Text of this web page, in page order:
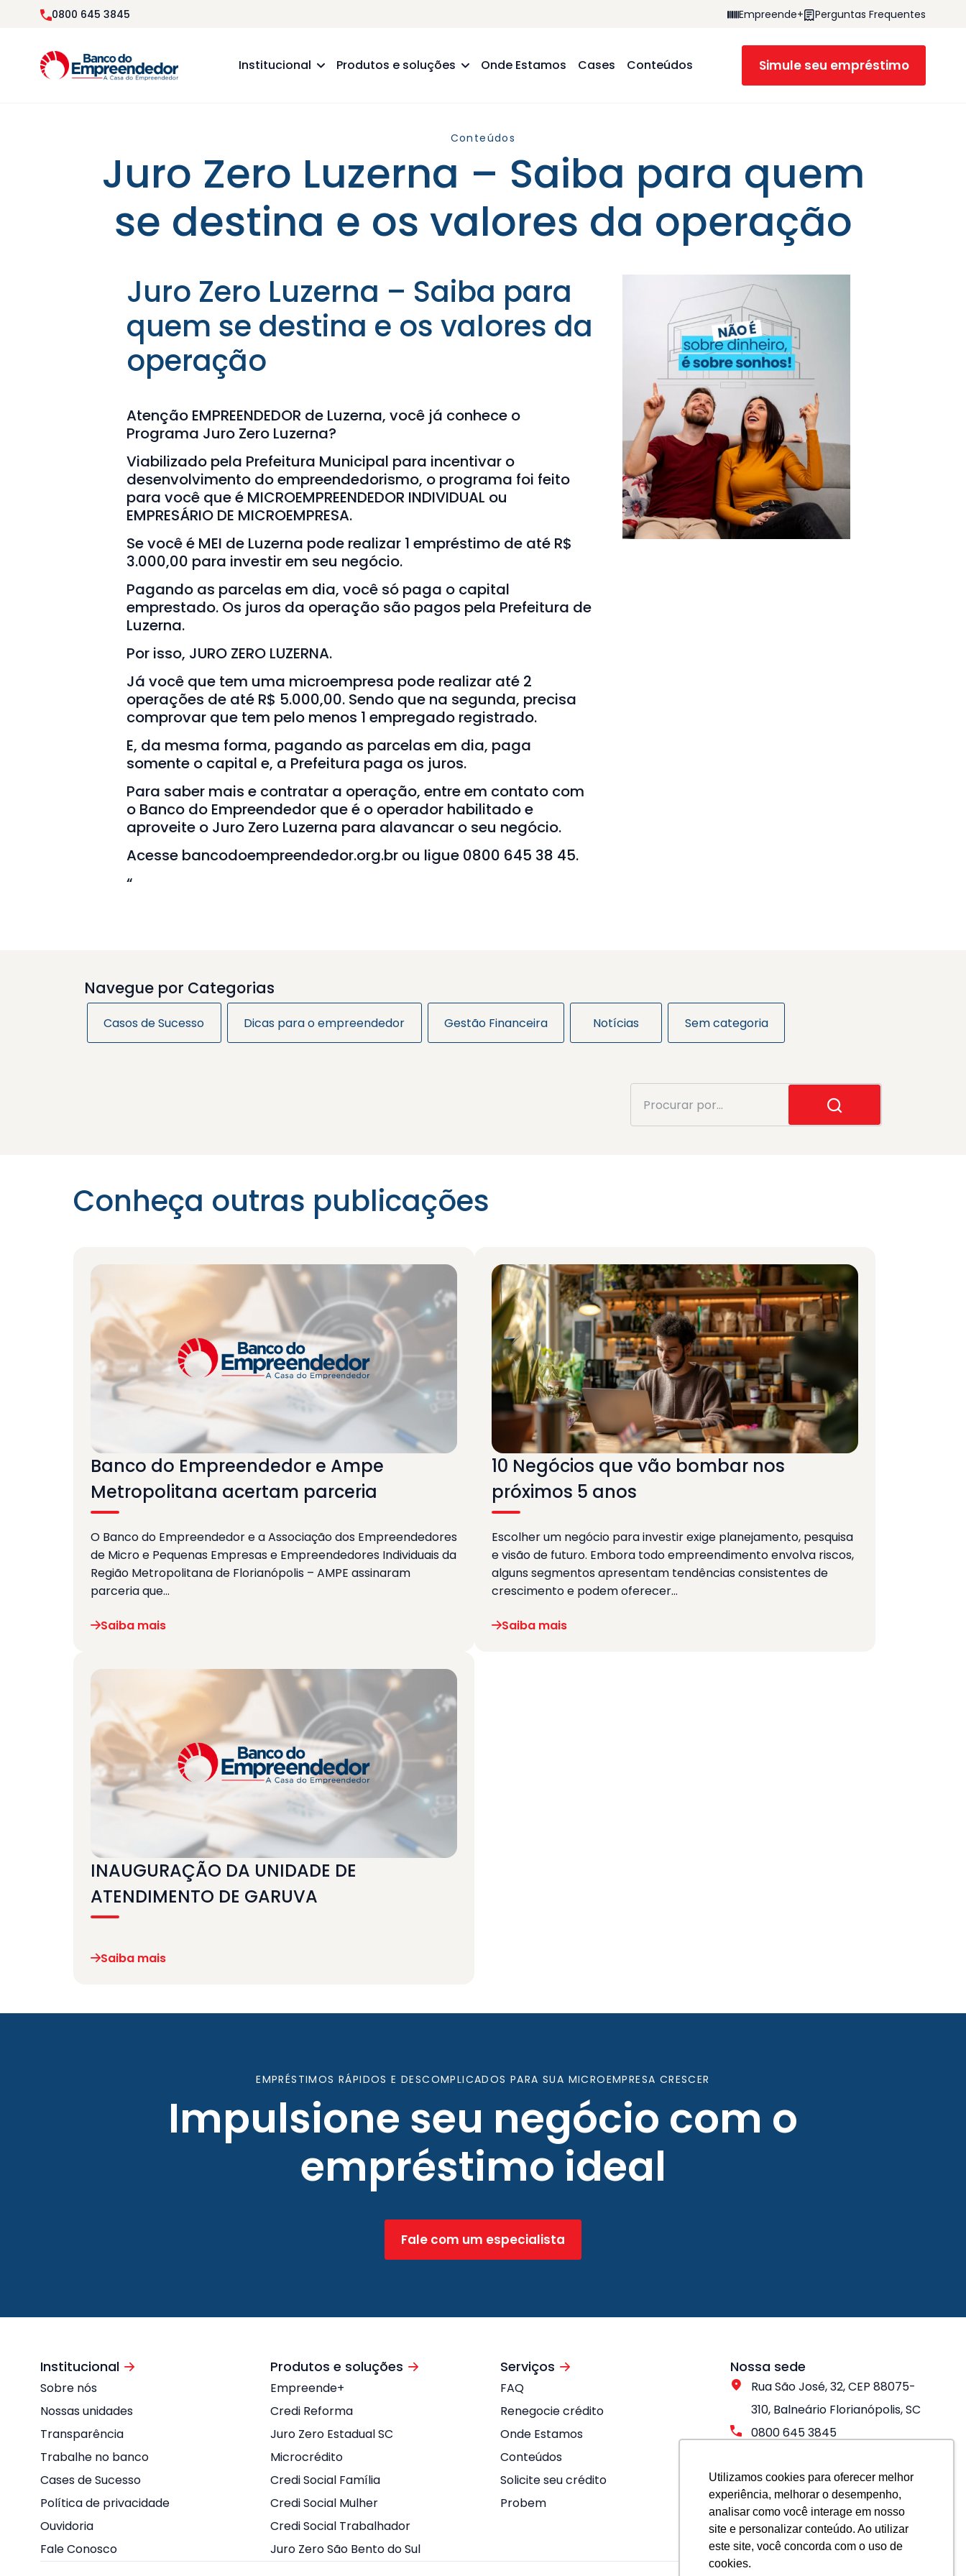
Utilizamos cookies para oferecer melhor
experiência, melhorar o desempenho,
analisar como você interage em nosso
site e personalizar conteúdo. Ao utilizar
este site, você concorda com o uso de
cookies.
0800 645 3845 Empreende+ Perguntas Frequentes
Institucional Produtos e soluções Onde Estamos Cases Conteúdos Simule seu empréstimo
Conteúdos
Juro Zero Luzerna – Saiba para quem
se destina e os valores da operação
Juro Zero Luzerna – Saiba para
quem se destina e os valores da
operação
Atenção EMPREENDEDOR de Luzerna, você já conhece o
Programa Juro Zero Luzerna?
Viabilizado pela Prefeitura Municipal para incentivar o
desenvolvimento do empreendedorismo, o programa foi feito
para você que é MICROEMPREENDEDOR INDIVIDUAL ou
EMPRESÁRIO DE MICROEMPRESA.
Se você é MEI de Luzerna pode realizar 1 empréstimo de até R$
3.000,00 para investir em seu negócio.
Pagando as parcelas em dia, você só paga o capital
emprestado. Os juros da operação são pagos pela Prefeitura de
Luzerna.
Por isso, JURO ZERO LUZERNA.
Já você que tem uma microempresa pode realizar até 2
operações de até R$ 5.000,00. Sendo que na segunda, precisa
comprovar que tem pelo menos 1 empregado registrado.
E, da mesma forma, pagando as parcelas em dia, paga
somente o capital e, a Prefeitura paga os juros.
Para saber mais e contratar a operação, entre em contato com
o Banco do Empreendedor que é o operador habilitado e
aproveite o Juro Zero Luzerna para alavancar o seu negócio.
Acesse bancodoempreendedor.org.br ou ligue 0800 645 38 45.
“
Navegue por Categorias
Casos de Sucesso Dicas para o empreendedor Gestão Financeira Notícias Sem categoria
Conheça outras publicações
Banco do Empreendedor e Ampe
Metropolitana acertam parceria
O Banco do Empreendedor e a Associação dos Empreendedores
de Micro e Pequenas Empresas e Empreendedores Individuais da
Região Metropolitana de Florianópolis – AMPE assinaram
parceria que…
Saiba mais
10 Negócios que vão bombar nos
próximos 5 anos
Escolher um negócio para investir exige planejamento, pesquisa
e visão de futuro. Embora todo empreendimento envolva riscos,
alguns segmentos apresentam tendências consistentes de
crescimento e podem oferecer…
Saiba mais
INAUGURAÇÃO DA UNIDADE DE
ATENDIMENTO DE GARUVA
Saiba mais
EMPRÉSTIMOS RÁPIDOS E DESCOMPLICADOS PARA SUA MICROEMPRESA CRESCER
Impulsione seu negócio com o
empréstimo ideal
Fale com um especialista
Institucional
Sobre nós
Nossas unidades
Transparência
Trabalhe no banco
Cases de Sucesso
Política de privacidade
Ouvidoria
Fale Conosco
Produtos e soluções
Empreende+
Credi Reforma
Juro Zero Estadual SC
Microcrédito
Credi Social Família
Credi Social Mulher
Credi Social Trabalhador
Juro Zero São Bento do Sul
Serviços
FAQ
Renegocie crédito
Onde Estamos
Conteúdos
Solicite seu crédito
Probem
Nossa sede
Rua São José, 32, CEP 88075-
310, Balneário Florianópolis, SC
0800 645 3845